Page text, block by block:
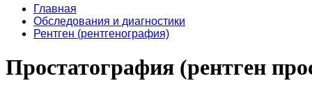
Главная
Обследования и диагностики
Рентген (рентгенография)
Простатография (рентген